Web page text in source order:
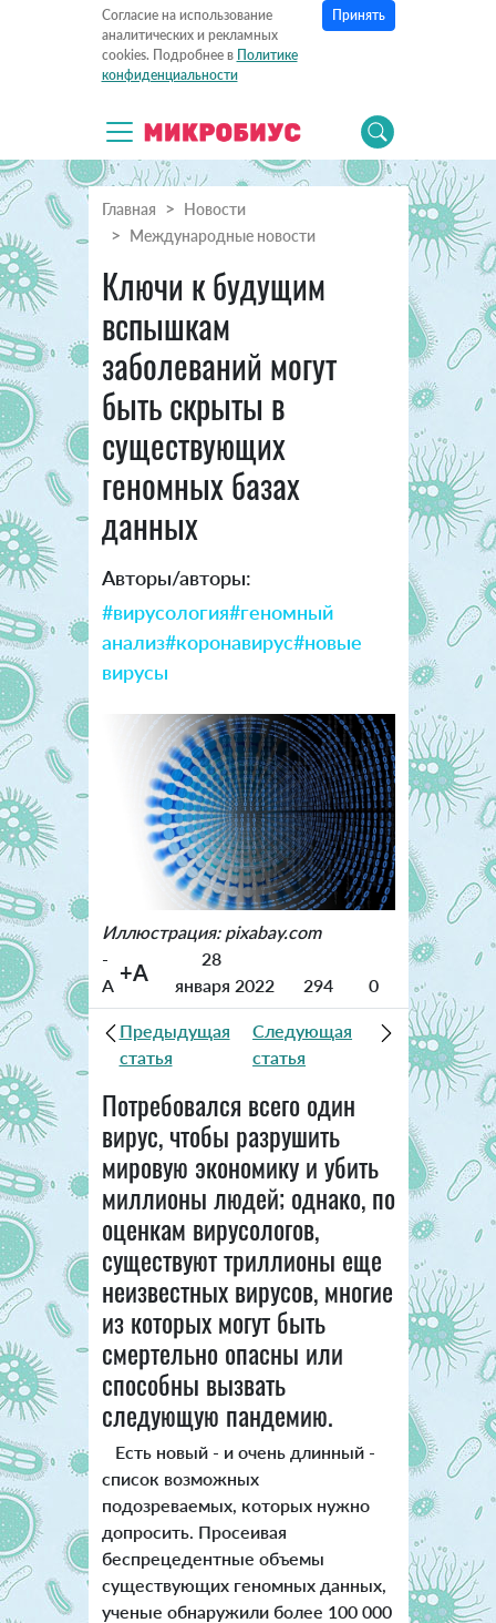
Согласие на использование
аналитических и рекламных
cookies. Подробнее в Политике
конфиденциальности
Принять
Главная
Новости
Международные новости
Ключи к будущим
вспышкам
заболеваний могут
быть скрыты в
существующих
геномных базах
данных
Авторы/авторы:
#вирусология#геномный
анализ#коронавирус#новые
вирусы
Иллюстрация: pixabay.com
-
A +A
28
января 2022
294 0
Предыдущая
статья
Следующая
статья
Потребовался всего один
вирус, чтобы разрушить
мировую экономику и убить
миллионы людей; однако, по
оценкам вирусологов,
существуют триллионы еще
неизвестных вирусов, многие
из которых могут быть
смертельно опасны или
способны вызвать
следующую пандемию.
Есть новый - и очень длинный -
список возможных
подозреваемых, которых нужно
допросить. Просеивая
беспрецедентные объемы
существующих геномных данных,
ученые обнаружили более 100 000